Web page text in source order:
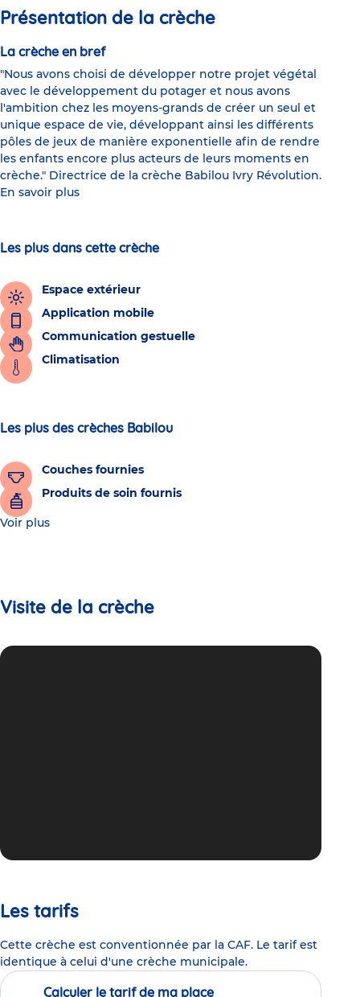
Présentation de la crèche
La crèche en bref
"Nous avons choisi de développer notre projet végétal
avec le développement du potager et nous avons
l'ambition chez les moyens-grands de créer un seul et
unique espace de vie, développant ainsi les différents
pôles de jeux de manière exponentielle afin de rendre
les enfants encore plus acteurs de leurs moments en
crèche." Directrice de la crèche Babilou Ivry Révolution.
En savoir plus
Les plus dans cette crèche
Espace extérieur
Application mobile
Communication gestuelle
Climatisation
Les plus des crèches Babilou
Couches fournies
Produits de soin fournis
Voir plus
Visite de la crèche
Les tarifs
Cette crèche est conventionnée par la CAF. Le tarif est
identique à celui d'une crèche municipale.
Calculer le tarif de ma place